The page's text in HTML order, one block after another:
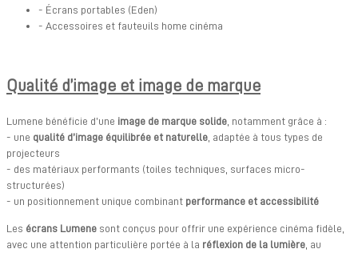
- Écrans portables (Eden)
- Accessoires et fauteuils home cinéma
Qualité d’image et image de marque
Lumene bénéficie d’une image de marque solide , notamment grâce à :
- une qualité d’image équilibrée et naturelle , adaptée à tous types de
projecteurs
- des matériaux performants (toiles techniques, surfaces micro-
structurées)
- un positionnement unique combinant performance et accessibilité
Les écrans Lumene sont conçus pour offrir une expérience cinéma fidèle,
avec une attention particulière portée à la réflexion de la lumière , au